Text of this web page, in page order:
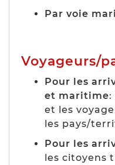
Par voie
Voyageurs/
Pour les
et maritime:
et les
les pays/
Pour les
les citoyens